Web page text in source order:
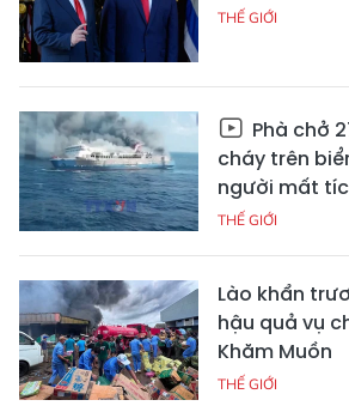
THẾ GIỚI
Phà chở
cháy trên
người mất
THẾ GIỚI
Lào khẩn
hậu quả vụ
Khăm Muồn
THẾ GIỚI